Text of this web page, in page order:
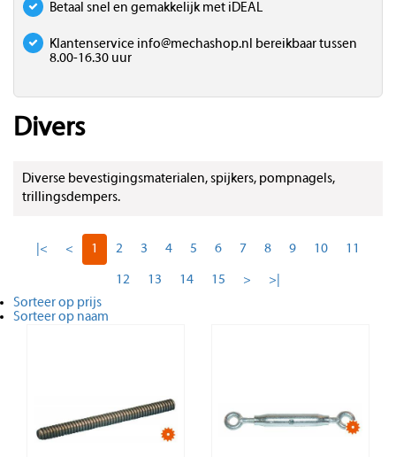
Betaal snel en gemakkelijk met iDEAL
Klantenservice info@mechashop.nl
bereikbaar tussen
8.00-16.30 uur
Divers
Diverse bevestigingsmaterialen, spijkers, pompnagels,
trillingsdempers.
|< < 1 2 3 4 5 6 7 8 9 10 11
12 13 14 15 >
>|
Sorteer op prijs
Sorteer op naam